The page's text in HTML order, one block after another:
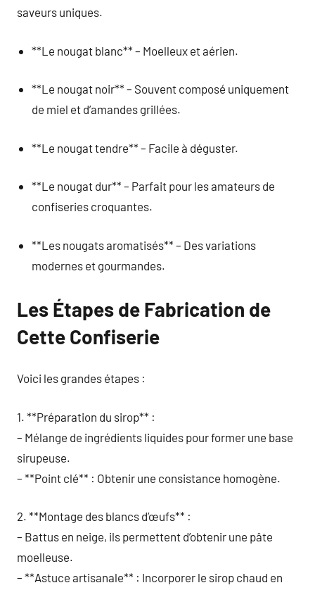
saveurs uniques.
**Le nougat blanc** – Moelleux et aérien.
**Le nougat noir** – Souvent composé uniquement
de miel et d’amandes grillées.
**Le nougat tendre** – Facile à déguster.
**Le nougat dur** – Parfait pour les amateurs de
confiseries croquantes.
**Les nougats aromatisés** – Des variations
modernes et gourmandes.
Les Étapes de Fabrication de
Cette Confiserie
Voici les grandes étapes :
1. **Préparation du sirop** :
– Mélange de ingrédients liquides pour former une base
sirupeuse.
– **Point clé** : Obtenir une consistance homogène.
2. **Montage des blancs d’œufs** :
– Battus en neige, ils permettent d’obtenir une pâte
moelleuse.
– **Astuce artisanale** : Incorporer le sirop chaud en